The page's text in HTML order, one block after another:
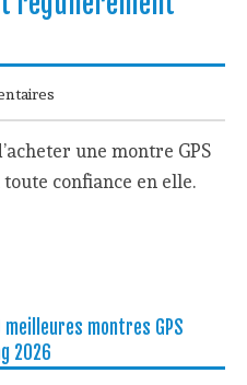
une montre GPS
confiance en elle.
meilleures montres GPS
2026